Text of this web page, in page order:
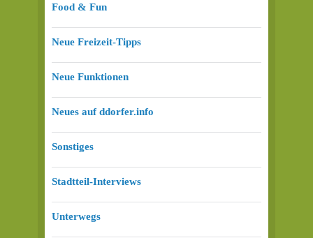
Food & Fun
Neue Freizeit-Tipps
Neue Funktionen
Neues auf ddorfer.info
Sonstiges
Stadtteil-Interviews
Unterwegs